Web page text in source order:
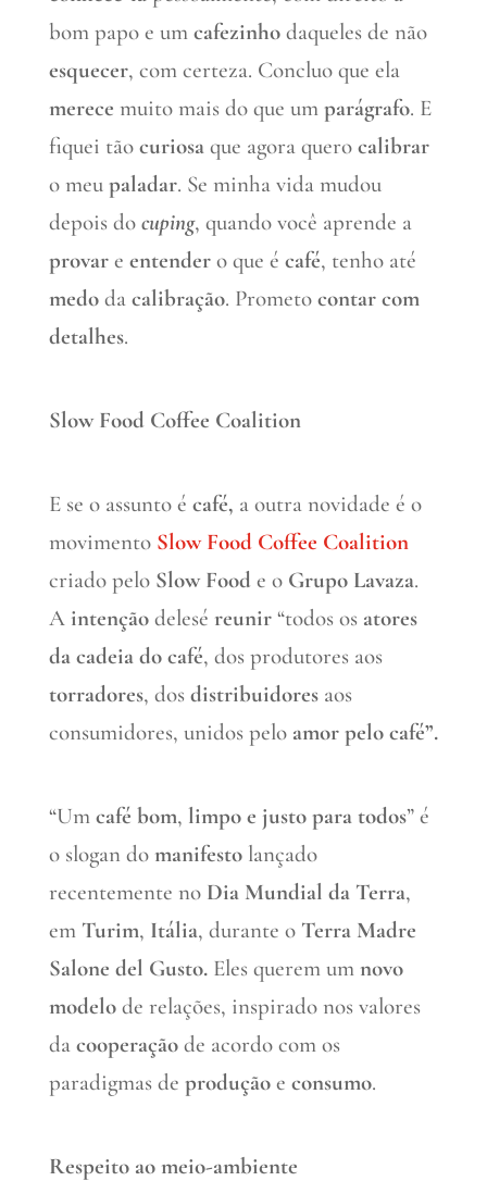
bom papo e um cafezinhodaqueles de não
esquecer, com certeza. Concluo que ela
merece muito mais do que um parágrafo. E
fiquei tão curiosaque agora quero calibrar
o meu paladar. Se minha vida mudou
depois do cuping, quando você aprende a
provare entendero que é café, tenho até
medo da calibração. Prometo contar com
detalhes.
Slow Food Coffee Coalition
E se o assunto é café, a outra novidade é o
movimento Slow Food Coffee Coalition
criado pelo Slow Foode o Grupo Lavaza.
A intenção delesé reunir“todos os atores
da cadeia do café, dos produtores aos
torradores, dos distribuidoresaos
consumidores, unidos pelo amor pelo café”.
“Um café bom, limpo e justo para todos” é
o slogan do manifestolançado
recentemente no Dia Mundial da Terra,
em Turim, Itália, durante o Terra Madre
Salone del Gusto.Eles querem um novo
modelode relações, inspirado nos valores
da cooperaçãode acordo com os
paradigmas de produçãoe consumo.
Respeito ao meio-ambiente